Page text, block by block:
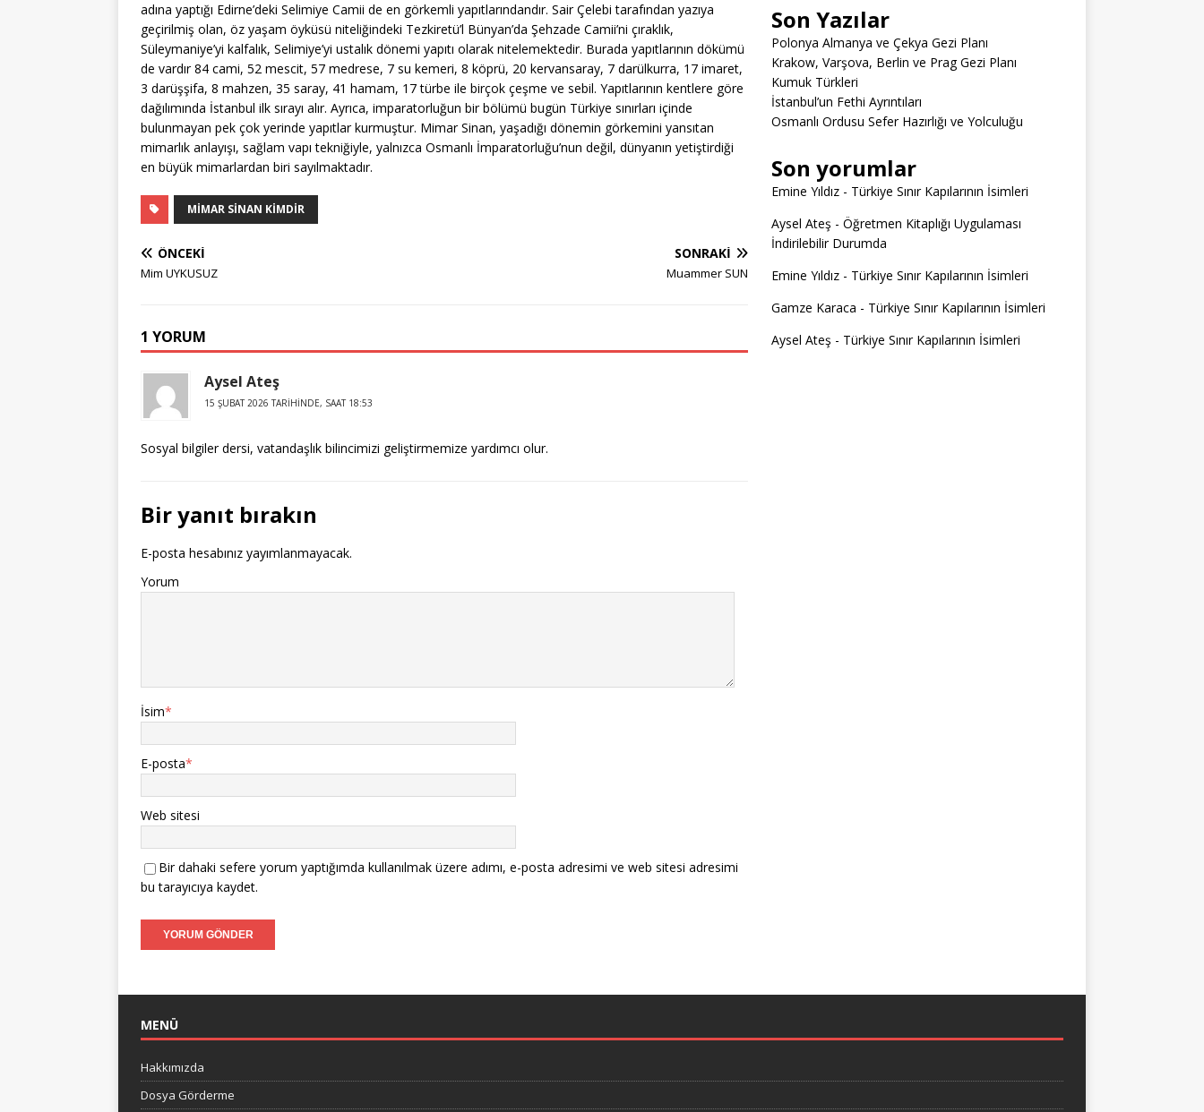
adına yaptığı Edirne’deki Selimiye Camii de en görkemli yapıtlarındandır. Sair Çelebi tarafından yazıya
geçirilmiş olan, öz yaşam öyküsü niteliğindeki Tezkiretü’l Bünyan’da Şehzade Camii’ni çıraklık,
Süleymaniye’yi kalfalık, Selimiye’yi ustalık dönemi yapıtı olarak nitelemektedir. Burada yapıtlarının dökümü
de vardır 84 cami, 52 mescit, 57 medrese, 7 su kemeri, 8 köprü, 20 kervansaray, 7 darülkurra, 17 imaret,
3 darüşşifa, 8 mahzen, 35 saray, 41 hamam, 17 türbe ile birçok çeşme ve sebil. Yapıtlarının kentlere göre
dağılımında İstanbul ilk sırayı alır. Ayrıca, imparatorluğun bir bölümü bugün Türkiye sınırları içinde
bulunmayan pek çok yerinde yapıtlar kurmuştur. Mimar Sinan, yaşadığı dönemin görkemini yansıtan
mimarlık anlayışı, sağlam vapı tekniğiyle, yalnızca Osmanlı İmparatorluğu’nun değil, dünyanın yetiştirdiği
en büyük mimarlardan biri sayılmaktadır.
MIMAR SİNAN KIMDIR
ÖNCEKI
Mim UYKUSUZ
SONRAKI
Muammer SUN
1 YORUM
Aysel Ateş
15 ŞUBAT 2026 TARIHINDE, SAAT 18:53
Sosyal bilgiler dersi, vatandaşlık bilincimizi geliştirmemize yardımcı olur.
Bir yanıt bırakın
E-posta hesabınız yayımlanmayacak.
Yorum
İsim*
E-posta*
Web sitesi
Bir dahaki sefere yorum yaptığımda kullanılmak üzere adımı, e-posta adresimi ve web sitesi adresimi
bu tarayıcıya kaydet.
Son Yazılar
Polonya Almanya ve Çekya Gezi Planı
Krakow, Varşova, Berlin ve Prag Gezi Planı
Kumuk Türkleri
İstanbul’un Fethi Ayrıntıları
Osmanlı Ordusu Sefer Hazırlığı ve Yolculuğu
Son yorumlar
Emine Yıldız- Türkiye Sınır Kapılarının İsimleri
Aysel Ateş - Öğretmen Kitaplığı Uygulaması
İndirilebilir Durumda
Emine Yıldız- Türkiye Sınır Kapılarının İsimleri
Gamze Karaca - Türkiye Sınır Kapılarının İsimleri
Aysel Ateş - Türkiye Sınır Kapılarının İsimleri
MENÜ
Hakkımızda
Dosya Görderme